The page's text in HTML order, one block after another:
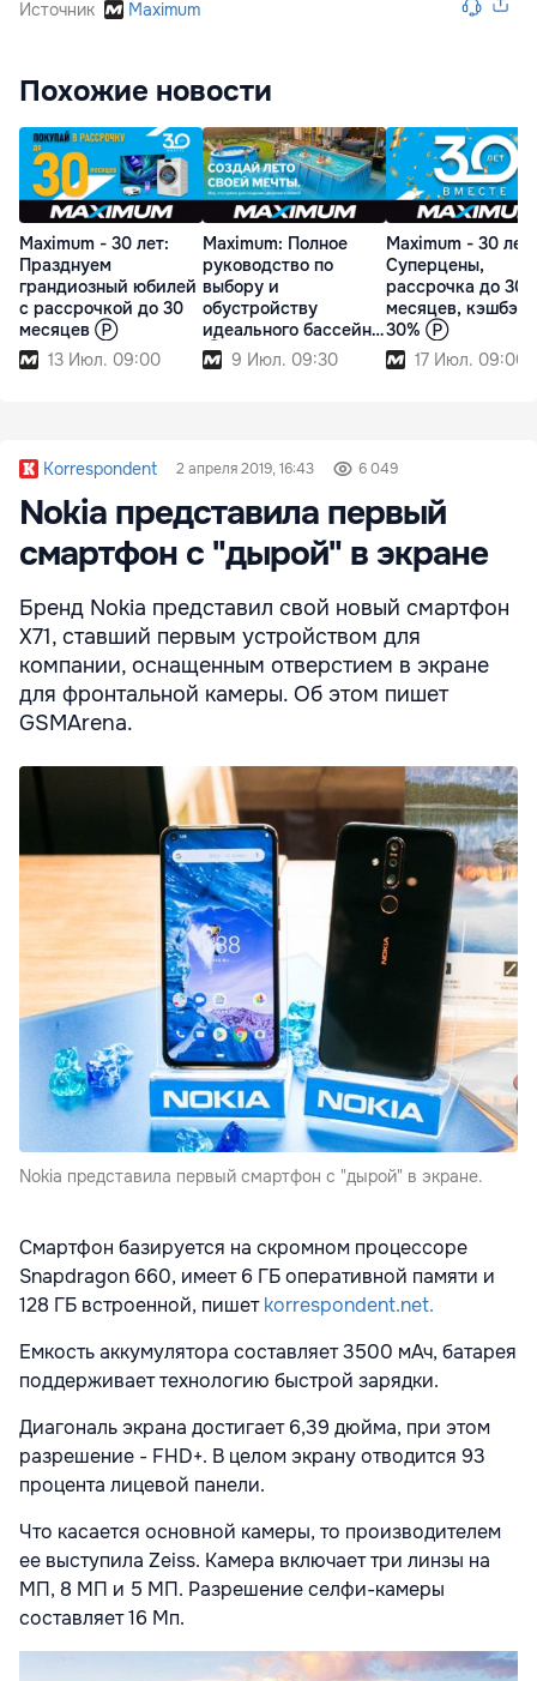
Источник Maximum
Похожие новости
Maximum - 30 лет:
Празднуем
грандиозный юбилей
с рассрочкой до 30
месяцев Ⓟ
13 Июл. 09:00
Maximum: Полное
руководство по
выбору и
обустройству
идеального бассейна
Ⓟ 9 Июл. 09:30
Maximum - 30 лет:
Суперцены,
рассрочка до 30
месяцев, кэшбэк
30% Ⓟ
17 Июл. 09:00
Korrespondent 2 апреля 2019, 16:43 6 049
Nokia представила первый
смартфон с "дырой" в экране
Бренд Nokia представил свой новый смартфон
X71, ставший первым устройством для
компании, оснащенным отверстием в экране
для фронтальной камеры. Об этом пишет
GSMArena.
Nokia представила первый смартфон с "дырой" в экране.
Смартфон базируется на скромном процессоре
Snapdragon 660, имеет 6 ГБ оперативной памяти и
128 ГБ встроенной, пишетkorrespondent.net.
Емкость аккумулятора составляет 3500 мАч, батарея
поддерживает технологию быстрой зарядки.
Диагональ экрана достигает 6,39 дюйма, при этом
разрешение - FHD+. В целом экрану отводится 93
процента лицевой панели.
Что касается основной камеры, то производителем
ее выступила Zeiss. Камера включает три линзы на
МП, 8 МП и 5 МП. Разрешение селфи-камеры
составляет 16 Мп.